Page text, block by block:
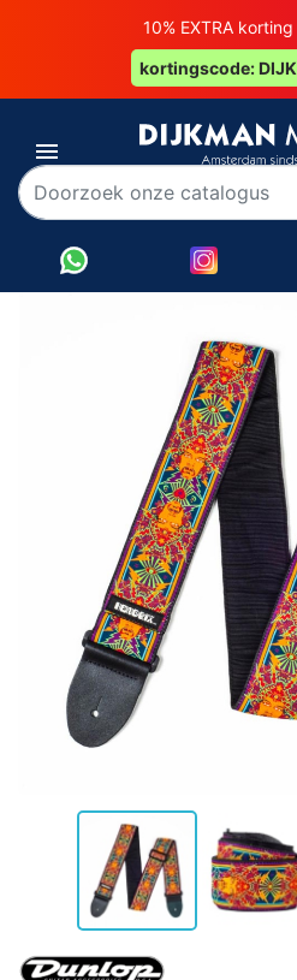
10% EXTRA
kortingscode: